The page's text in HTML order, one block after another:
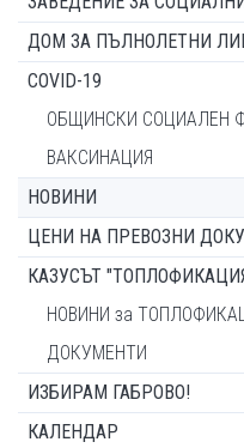
ДОМ ЗА ПЪЛНОЛЕТНИ
COVID-19
ОБЩИНСКИ СОЦИАЛЕН
ВАКСИНАЦИЯ
НОВИНИ
ЦЕНИ НА ПРЕВОЗНИ
КАЗУСЪТ
НОВИНИ за
ДОКУМЕНТИ
ИЗБИРАМ ГАБРОВО!
КАЛЕНДАР